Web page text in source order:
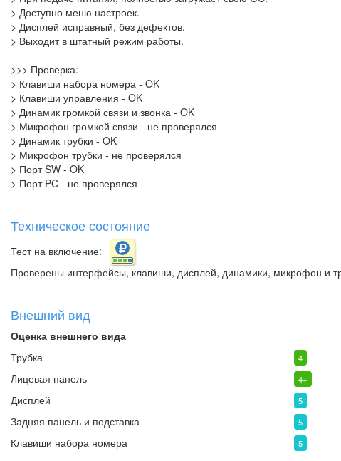
> Доступно меню настроек.
> Дисплей исправный, без дефектов.
> Выходит в штатный режим работы.
>>> Проверка:
> Клавиши набора номера - OK
> Клавиши управления - OK
> Динамик громкой связи и звонка - OK
> Микрофон громкой связи - не проверялся
> Динамик трубки - OK
> Микрофон трубки - не проверялся
> Порт SW - OK
> Порт PC - не проверялся
Техническое состояние
Тест на включение:
Проверены интерфейсы, клавиши, дисплей, динамики, микрофон и
Внешний вид
Оценка внешнего вида
Трубка
4
Лицевая панель
4+
Дисплей
5
Задняя панель и подставка
5
Клавиши набора номера
5